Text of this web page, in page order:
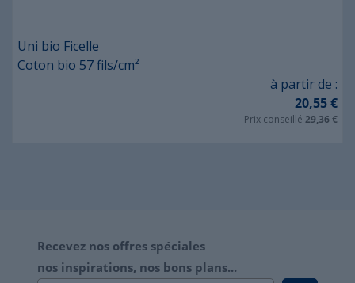
Uni bio Ficelle
Coton bio 57 fils/cm²
à partir de :
20,55 €
Prix conseillé 29,36 €
Recevez nos offres spéciales
nos inspirations, nos bons plans...